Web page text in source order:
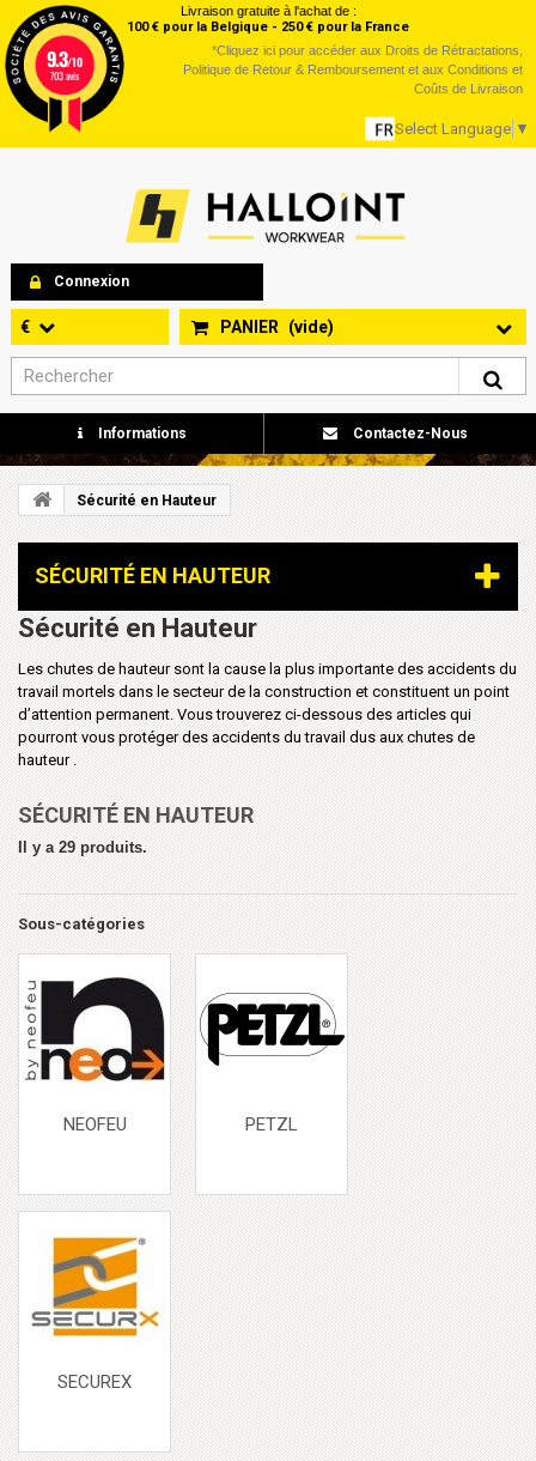
Livraison gratuite à l'achat de :
100 € pour la Belgique - 250 € pour la France
*Cliquez ici pour accéder aux Droits de Rétractations,
Politique de Retour & Remboursement et aux Conditions et
Coûts de Livraison
Select Language ▼
Connexion
PANIER (vide)
€
Informations Contactez-Nous
Sécurité en Hauteur
SÉCURITÉ EN HAUTEUR
Sécurité en Hauteur
Les chutes de hauteur sont la cause la plus importante des accidents du
travail mortels dans le secteur de la construction et constituent un point
d’attention permanent. Vous trouverez ci-dessous des articles qui
pourront vous protéger des accidents du travail dus aux chutes de
hauteur .
SÉCURITÉ EN HAUTEUR
Il y a 29 produits.
Sous-catégories
NEOFEU PETZL
SECUREX
9.3/10
703 avis